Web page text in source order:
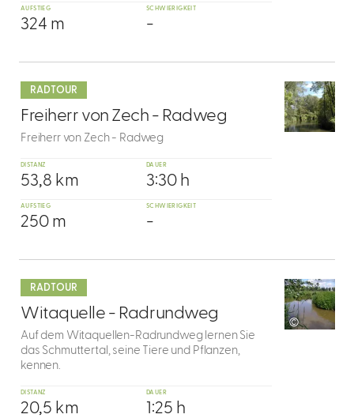
AUFSTIEG
324 m
SCHWIERIGKEIT
-
RADTOUR
8
Freiherr von Zech - Radweg
Freiherr von Zech - Radweg
DISTANZ
53,8 km
DAUER
3:30 h
AUFSTIEG
250 m
SCHWIERIGKEIT
-
dazu
RADTOUR
9
Witaquelle - Radrundweg
©
Auf dem Witaquellen-Radrundweg lernen Sie
das Schmuttertal, seine Tiere und Pflanzen,
kennen.
DISTANZ
20,5 km
DAUER
1:25 h
dazu